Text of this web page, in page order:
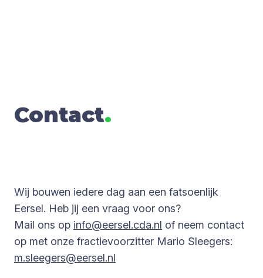
Con­tact.
Wij bouwen iedere dag aan een fatsoenlijk
Eersel. Heb jij een vraag voor ons?
Mail ons op info@eersel.cda.nl of neem contact
op met onze fractievoorzitter Mario Sleegers:
m.sleegers@eersel.nl